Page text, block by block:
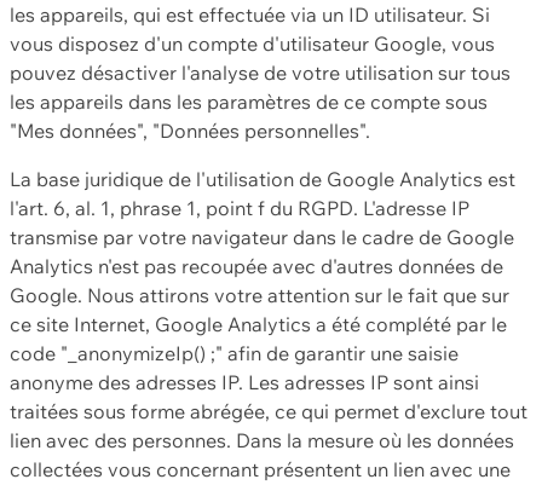
les appareils, qui est effectuée via un ID utilisateur. Si
vous disposez d'un compte d'utilisateur Google, vous
pouvez désactiver l'analyse de votre utilisation sur tous
les appareils dans les paramètres de ce compte sous
"Mes données", "Données personnelles".
La base juridique de l'utilisation de Google Analytics est
l'art. 6, al. 1, phrase 1, point f du RGPD. L'adresse IP
transmise par votre navigateur dans le cadre de Google
Analytics n'est pas recoupée avec d'autres données de
Google. Nous attirons votre attention sur le fait que sur
ce site Internet, Google Analytics a été complété par le
code "_anonymizeIp() ;" afin de garantir une saisie
anonyme des adresses IP. Les adresses IP sont ainsi
traitées sous forme abrégée, ce qui permet d'exclure tout
lien avec des personnes. Dans la mesure où les données
collectées vous concernant présentent un lien avec une